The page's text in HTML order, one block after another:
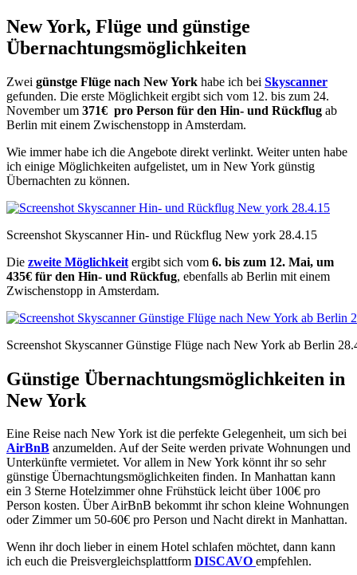
New York, Flüge und günstige
Übernachtungsmöglichkeiten
Zwei günstge Flüge nach New York habe ich bei Skyscanner
gefunden. Die erste Möglichkeit ergibt sich vom 12. bis zum 24.
November um 371€ pro Person für den Hin- und Rückflug ab
Berlin mit einem Zwischenstopp in Amsterdam.
Wie immer habe ich die Angebote direkt verlinkt. Weiter unten habe
ich einige Möglichkeiten aufgelistet, um in New York günstig
Übernachten zu können.
Screenshot Skyscanner Hin- und Rückflug New york 28.4.15
Die zweite Möglichkeit ergibt sich vom 6. bis zum 12. Mai, um
435€ für den Hin- und Rückfug, ebenfalls ab Berlin mit einem
Zwischenstopp in Amsterdam.
Screenshot Skyscanner Günstige Flüge nach New York ab Berlin
Günstige Übernachtungsmöglichkeiten in
New York
Eine Reise nach New York ist die perfekte Gelegenheit, um sich bei
AirBnB anzumelden. Auf der Seite werden private Wohnungen und
Unterkünfte vermietet. Vor allem in New York könnt ihr so sehr
günstige Übernachtungsmöglichkeiten finden. In Manhattan kann
ein 3 Sterne Hotelzimmer ohne Frühstück leicht über 100€ pro
Person kosten. Über AirBnB bekommt ihr schon kleine Wohnungen
oder Zimmer um 50-60€ pro Person und Nacht direkt in Manhattan.
Wenn ihr doch lieber in einem Hotel schlafen möchtet, dann kann
ich euch die Preisvergleichsplattform DISCAVO empfehlen.